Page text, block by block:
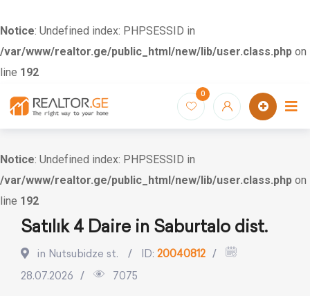
Notice: Undefined index: PHPSESSID in
/var/www/realtor.ge/public_html/new/lib/user.class.php on
line 192
0
Notice: Undefined index: PHPSESSID in
/var/www/realtor.ge/public_html/new/lib/user.class.php on
line 192
Satılık 4 Daire in Saburtalo dist.
in Nutsubidze st. ID: 20040812
28.07.2026
7075